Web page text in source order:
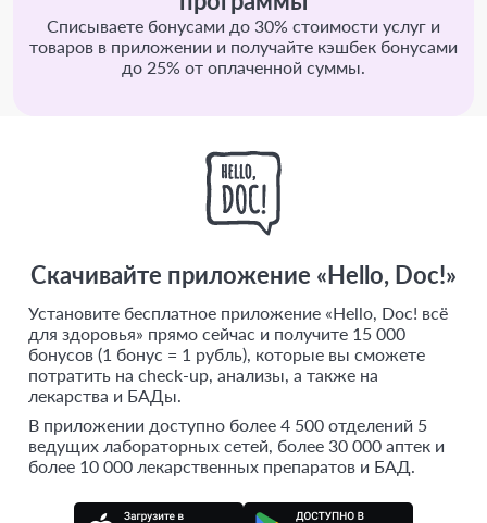
Списываете бонусами до 30% стоимости услуг и
товаров в приложении и получайте кэшбек бонусами
до 25% от оплаченной суммы.
Скачивайте приложение «Hello, Doc!»
Установите бесплатное приложение «Hello, Doc! всё
для здоровья» прямо сейчас и получите 15 000
бонусов (1 бонус = 1 рубль), которые вы сможете
потратить на check-up, анализы, а также на
лекарства и БАДы.
В приложении доступно более 4 500 отделений 5
ведущих лабораторных сетей, более 30 000 аптек и
более 10 000 лекарственных препаратов и БАД.